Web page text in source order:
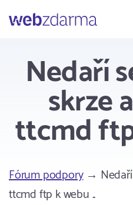
Webzdarma
Nedaří
skrze
ttcmd
Fórum podpory→ Nedaří
ttcmd ftp k webu ..